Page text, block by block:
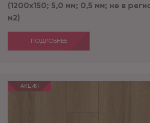
(1200х150; 5,0 мм; 0,5 мм; не в
м2)
ПОДРОБНЕЕ
АКЦИЯ